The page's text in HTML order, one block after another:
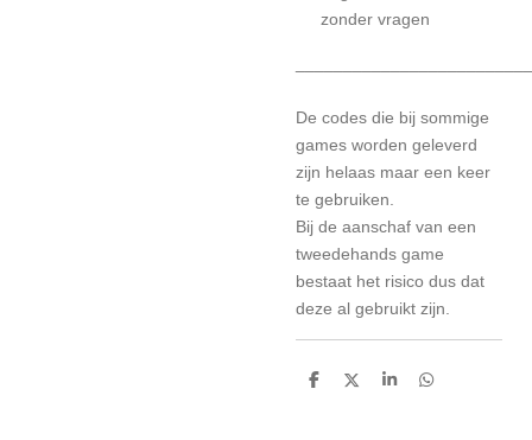
zonder vragen
De codes die bij sommige
games worden geleverd
zijn helaas maar een keer
te gebruiken.
Bij de aanschaf van een
tweedehands game
bestaat het risico dus dat
deze al gebruikt zijn.
D
D
S
D